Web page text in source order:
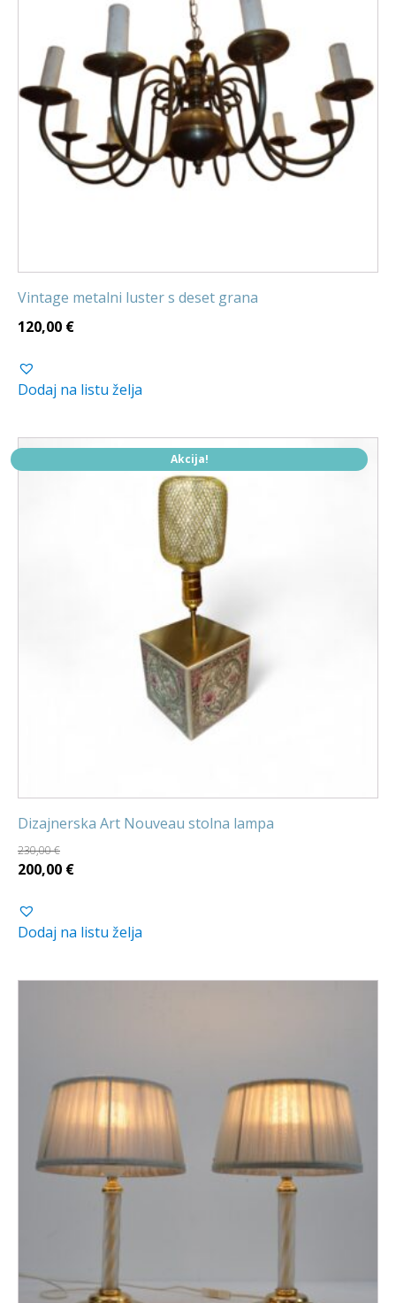
Vintage metalni luster s deset grana
120,00 €
Dodaj na listu želja
Akcija!
Dizajnerska Art Nouveau stolna lampa
230,00€
Izvorna
bila
je:
200,00 €Trenutna
200,00 €.
Dodaj na listu želja